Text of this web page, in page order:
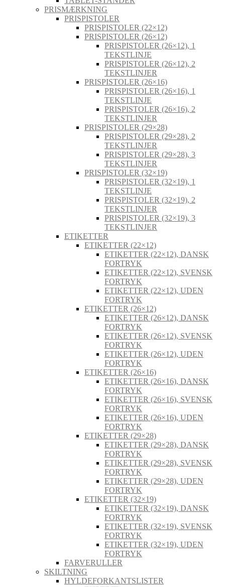
PRISMÆRKNING
PRISPISTOLER
PRISPISTOLER (22×12)
PRISPISTOLER (26×12)
PRISPISTOLER (26×12), 1
TEKSTLINJE
PRISPISTOLER (26×12), 2
TEKSTLINJER
PRISPISTOLER (26×16)
PRISPISTOLER (26×16), 1
TEKSTLINJE
PRISPISTOLER (26×16), 2
TEKSTLINJER
PRISPISTOLER (29×28)
PRISPISTOLER (29×28), 2
TEKSTLINJER
PRISPISTOLER (29×28), 3
TEKSTLINJER
PRISPISTOLER (32×19)
PRISPISTOLER (32×19), 1
TEKSTLINJE
PRISPISTOLER (32×19), 2
TEKSTLINJER
PRISPISTOLER (32×19), 3
TEKSTLINJER
ETIKETTER
ETIKETTER (22×12)
ETIKETTER (22×12), DANSK
FORTRYK
ETIKETTER (22×12), SVENSK
FORTRYK
ETIKETTER (22×12), UDEN
FORTRYK
ETIKETTER (26×12)
ETIKETTER (26×12), DANSK
FORTRYK
ETIKETTER (26×12), SVENSK
FORTRYK
ETIKETTER (26×12), UDEN
FORTRYK
ETIKETTER (26×16)
ETIKETTER (26×16), DANSK
FORTRYK
ETIKETTER (26×16), SVENSK
FORTRYK
ETIKETTER (26×16), UDEN
FORTRYK
ETIKETTER (29×28)
ETIKETTER (29×28), DANSK
FORTRYK
ETIKETTER (29×28), SVENSK
FORTRYK
ETIKETTER (29×28), UDEN
FORTRYK
ETIKETTER (32×19)
ETIKETTER (32×19), DANSK
FORTRYK
ETIKETTER (32×19), SVENSK
FORTRYK
ETIKETTER (32×19), UDEN
FORTRYK
FARVERULLER
SKILTNING
HYLDEFORKANTSLISTER